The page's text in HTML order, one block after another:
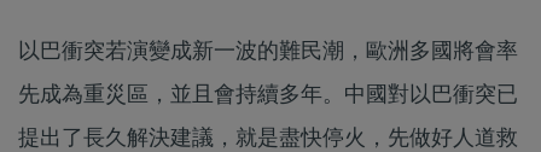
以巴衝突若演變成新一波的難民潮，歐洲多國將會率
先成為重災區，並且會持續多年。中國對以巴衝突已
提出了長久解決建議，就是盡快停火，先做好人道救